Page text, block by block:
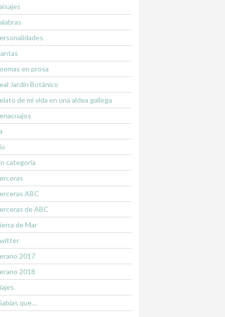
en prosa
Jardín Botánico
de mi vida en una aldea gallega
categoría
ABC
de ABC
de Mar
2017
2018
que…